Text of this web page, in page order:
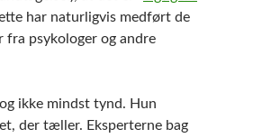
har naturligvis medført de
fra psykologer og andre
ikke mindst tynd. Hun
der tæller. Eksperterne bag